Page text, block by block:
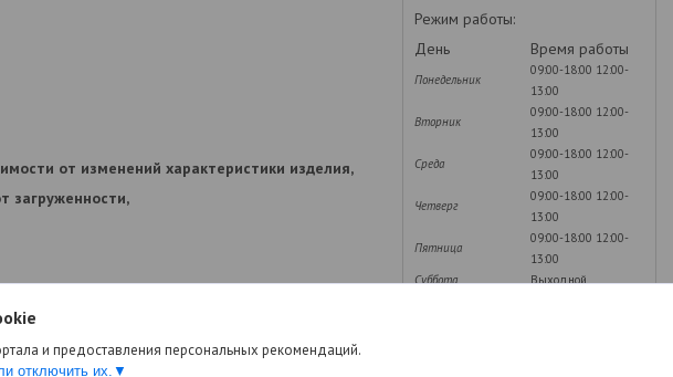
от изменений характеристики изделия,
загруженности,
Режим работы:
День
Время работы
Понедельник
09:00-18:00 12:00-
13:00
Вторник
09:00-18:00 12:00-
13:00
Среда
09:00-18:00 12:00-
13:00
Четверг
09:00-18:00 12:00-
13:00
Пятница
09:00-18:00 12:00-
13:00
Суббота
Выходной
и предоставления персональных рекомендаций.
отключить их.